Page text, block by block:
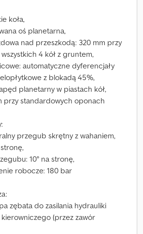
koła,
oś planetarna,
nad przeszkodą: 320 mm przy
4 kół z gruntem,
automatyczne dyferencjały
z blokadą 45%,
planetarny w piastach kół,
przy standardowych oponach
przegub skrętny z wahaniem,
10° na stronę,
robocze: 180 bar
zębata do zasilania hydrauliki
(przez zawór